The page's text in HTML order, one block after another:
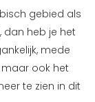
gebied als
dan heb je het
mede
ook het
te zien in dit